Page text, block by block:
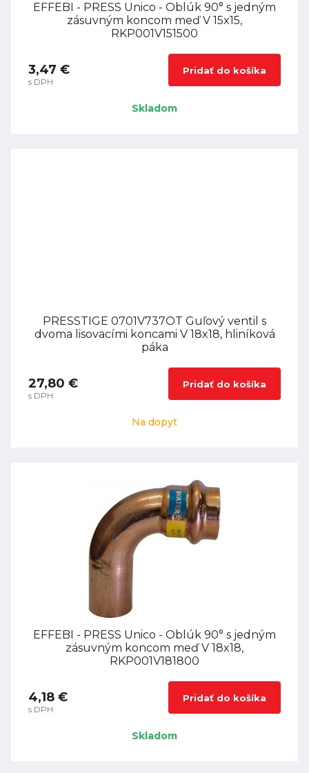
EFFEBI - PRESS Unico - Oblúk 90° s jedným
zásuvným koncom meď V 15x15,
RKP001V151500
3,47 €
s DPH
Pridať do košíka
Skladom
PRESSTIGE 0701V737OT Guľový ventil s
dvoma lisovacími koncami V 18x18, hliníková
páka
27,80 €
s DPH
Pridať do košíka
Na dopyt
EFFEBI - PRESS Unico - Oblúk 90° s jedným
zásuvným koncom meď V 18x18,
RKP001V181800
4,18 €
s DPH
Pridať do košíka
Skladom